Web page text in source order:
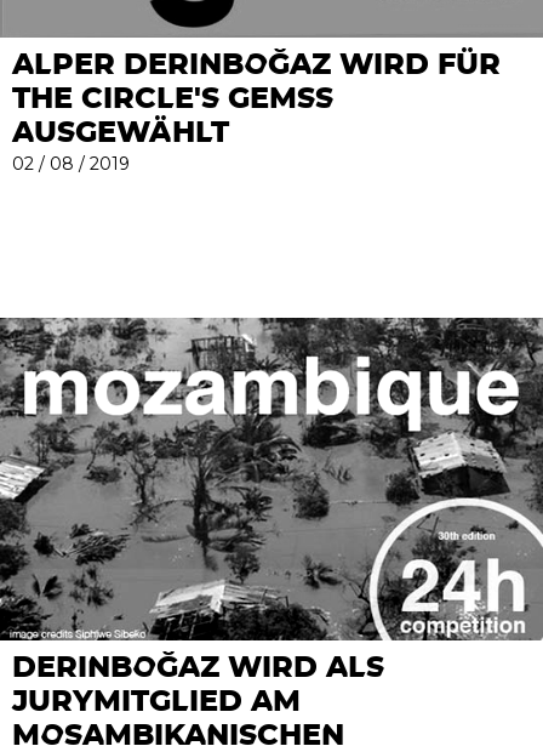
ALPER DERINBOĞAZ WIRD FÜR
THE CIRCLE'S GEMSS
AUSGEWÄHLT
02 / 08 / 2019
DERINBOĞAZ WIRD ALS
JURYMITGLIED AM
MOSAMBIKANISCHEN